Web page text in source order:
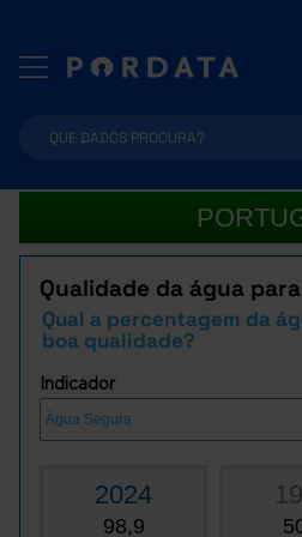
Qualidade da água
Qual a percentagem da
boa qualidade?
Indicador
2024
98,9